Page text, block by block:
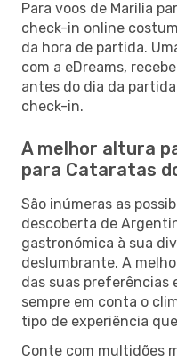
Para voos de Marilia
check-in online
da hora de partida.
com a eDreams,
antes do dia da
check-in.
A melhor altura
para Cataratas
São inúmeras as
descoberta de
gastronómica à sua
deslumbrante. A
das suas preferências
sempre em conta o
tipo de experiência
Conte com multidões